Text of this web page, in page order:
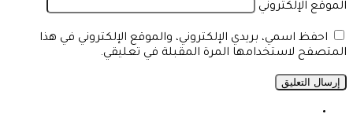
الموقع الإلكتروني
احفظ اسمي، بريدي الإلكتروني، والموقع الإلكتروني في هذا
المتصفح لاستخدامها المرة المقبلة في تعليقي.